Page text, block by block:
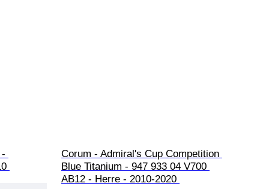
Corum - Admiral's Cup Competition
Blue Titanium - 947 933 04 V700
AB12 - Herre - 2010-2020